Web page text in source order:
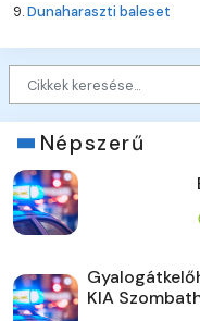
9.Dunaharaszti baleset
Népszerű
KIA